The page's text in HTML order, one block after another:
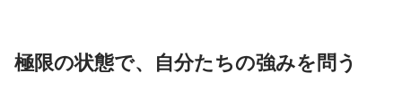
極限の状態で、自分たちの強みを問う